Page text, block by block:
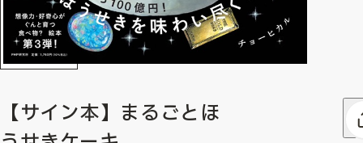
【サイン本】まるごとほ